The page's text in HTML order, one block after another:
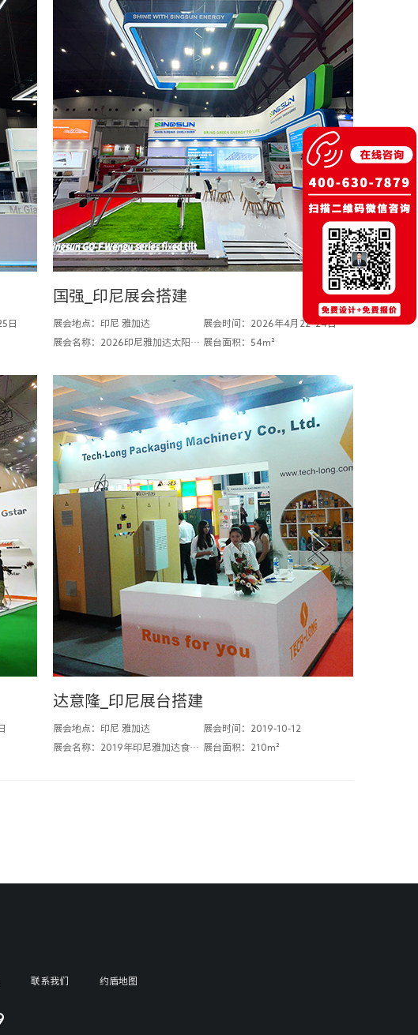
日
国强_印尼展会搭建
展会地点：印尼 雅加达
展会时间：2026年4月22–24日
展会名称：2026印尼雅加达太阳能光伏展览会 展台面积：54m²
达意隆_印尼展台搭建
展会地点：印尼 雅加达
展会时间：2019-10-12
展会名称：2019年印尼雅加达食品加工及包装展览会 展台面积：210m²
联系我们 约盾地图